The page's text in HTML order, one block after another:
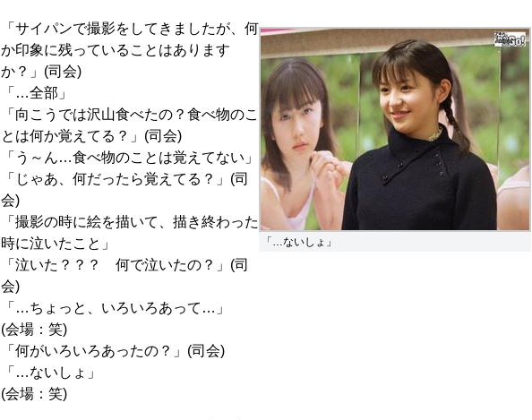
「…ないしょ」
「サイパンで撮影をしてきましたが、何
か印象に残っていることはあります
か？」(司会)
「…全部」
「向こうでは沢山食べたの？食べ物のこ
とは何か覚えてる？」(司会)
「う～ん…食べ物のことは覚えてない」
「じゃあ、何だったら覚えてる？」(司
会)
「撮影の時に絵を描いて、描き終わった
時に泣いたこと」
「泣いた？？？ 何で泣いたの？」(司
会)
「…ちょっと、いろいろあって…」
(会場：笑)
「何がいろいろあったの？」(司会)
「…ないしょ」
(会場：笑)